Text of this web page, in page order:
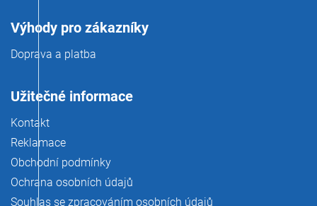
Výhody pro zákazníky
Doprava a platba
Užitečné informace
Kontakt
Reklamace
Obchodní podmínky
Ochrana osobních údajů
Souhlas se zpracováním osobních údajů